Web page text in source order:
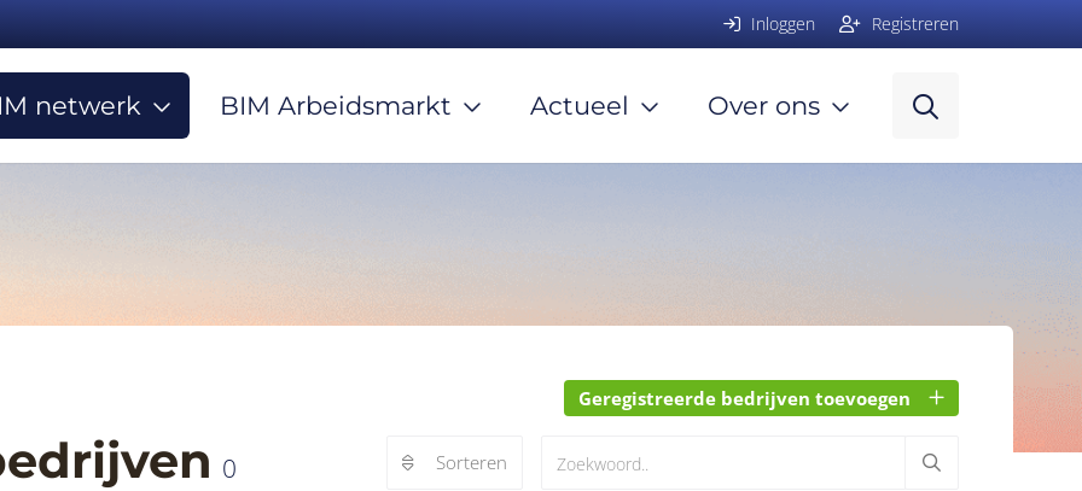
0 Sorteren
Geregistreerde bedrijven toevoegen
Inloggen Registreren
netwerk BIM Arbeidsmarkt Actueel Over ons